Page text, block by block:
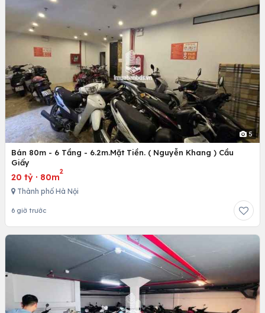
5
Bán 80m - 6 Tầng - 6.2m.Mặt Tiền. ( Nguyễn Khang ) Cầu
Giấy
20 tỷ · 80m
2
Thành phố Hà Nội
6 giờ trước